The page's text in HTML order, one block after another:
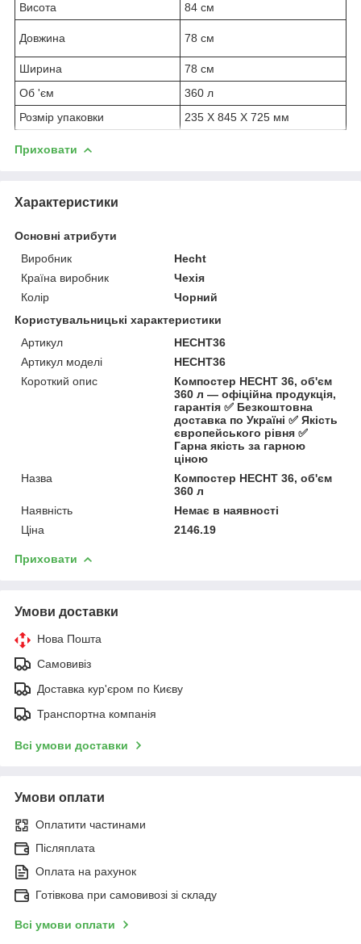
Висота 84 см
Довжина 78 см
Ширина
78 см
Об 'єм
360 л
Розмір упаковки
235 X 845 X 725 мм
Приховати
Характеристики
Основні атрибути
Виробник
Hecht
Країна виробник
Чехія
Колір
Чорний
Користувальницькі характеристики
Артикул
HECHT36
Артикул моделі
HECHT36
Короткий опис
Компостер HECHT 36, об'єм
360 л — офіційна продукція,
гарантія ✅ Безкоштовна
доставка по Україні ✅ Якість
європейського рівня ✅
Гарна якість за гарною
ціною
Назва
Компостер HECHT 36, об'єм
360 л
Наявність
Немає в наявності
Ціна
2146.19
Приховати
Умови доставки
Нова Пошта
Самовивіз
Доставка кур'єром по Києву
Транспортна компанія
Всі умови доставки
Умови оплати
Оплатити частинами
Післяплата
Оплата на рахунок
Готівкова при самовивозі зі складу
Всі умови оплати